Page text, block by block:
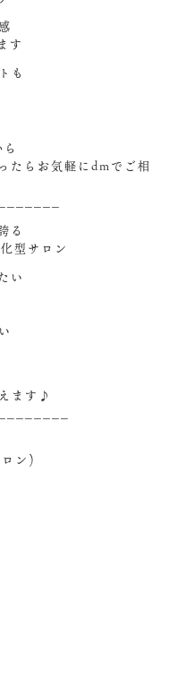
す
も
たらお気軽にdmでご相
る
型サロン
い
ます♪
ン)